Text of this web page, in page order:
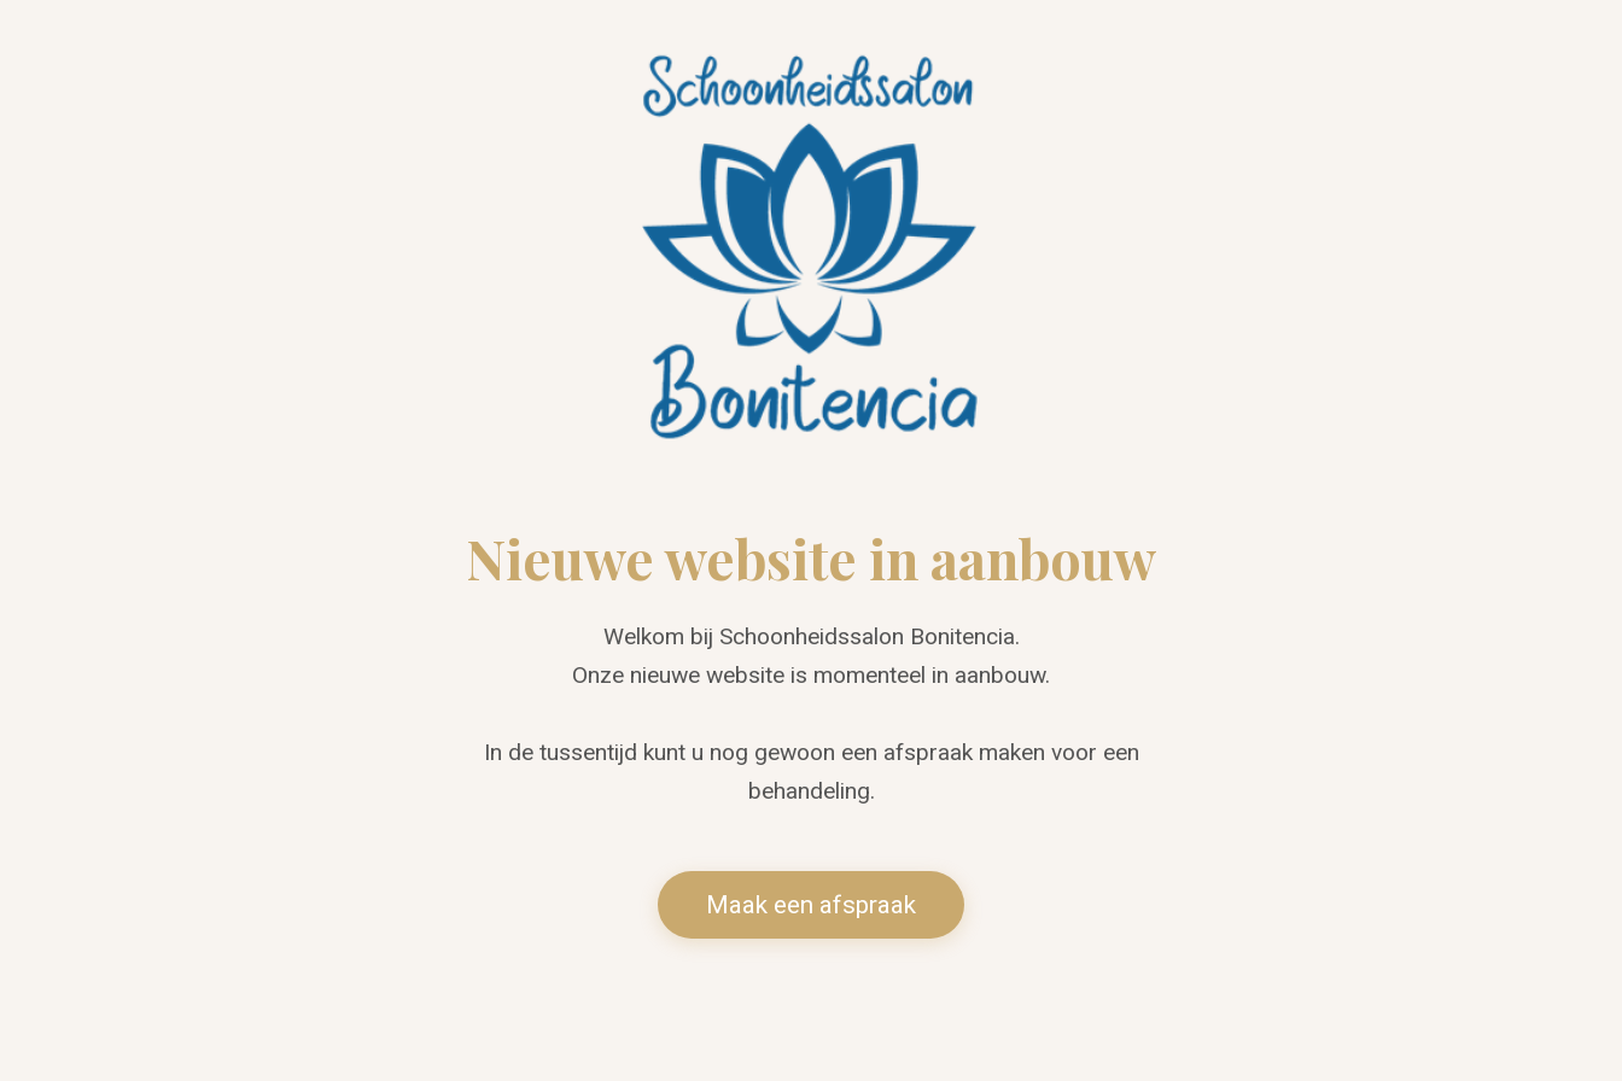
Nieuwe website in aanbouw
Welkom bij Schoonheidssalon Bonitencia.
Onze nieuwe website is momenteel in aanbouw.
In de tussentijd kunt u nog gewoon een afspraak maken voor een
behandeling.
Maak een afspraak